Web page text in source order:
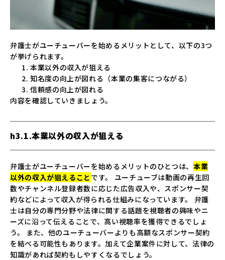
弁護士がユーチューバーを始めるメリットとして、以下の3つ
が挙げられます。
本業以外の収入が狙える
知名度の向上が図れる（本業の集客につながる）
信頼感の向上が図れる
内容を確認していきましょう。
h3.1.本業以外の収入が狙える
弁護士がユーチューバーを始めるメリットのひとつは、 本業
以外の収入が狙えること です。 ユーチューブは動画の再生回
数やチャンネル登録者数に応じた広告収入や、スポンサー契
約などによって収入が得られる仕組みになっています。 弁護
士は自分の専門分野や法律に関する話題を視聴者の興味やニ
ーズに沿って伝えることで、高い視聴率を獲得できるでしょ
う。 また、他のユーチューバーよりも高額なスポンサー契約
を結べる可能性もあります。加えて企業案件に対して、法律の
知識があれば契約もしやすくなるでしょう。